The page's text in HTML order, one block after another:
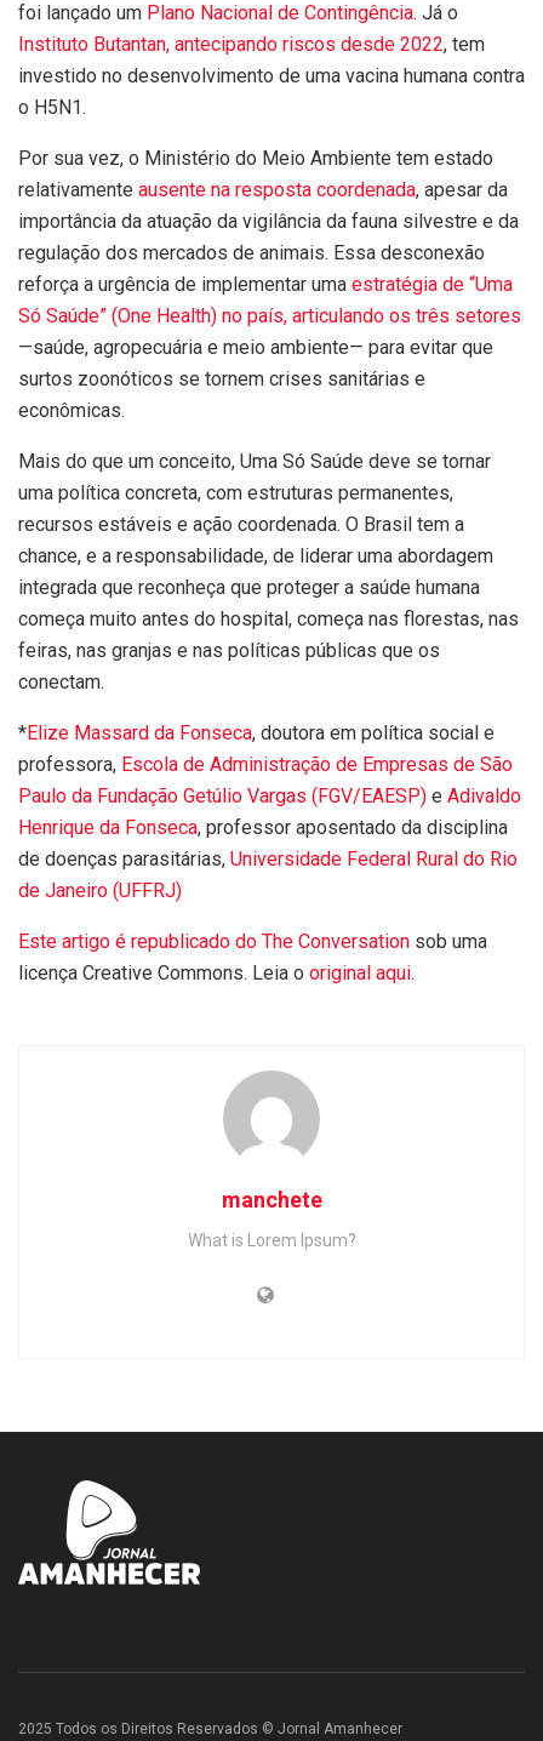
foi lançado um Plano Nacional de Contingência. Já o
Instituto Butantan, antecipando riscos desde 2022, tem
investido no desenvolvimento de uma vacina humana contra
o H5N1.
Por sua vez, o Ministério do Meio Ambiente tem estado
relativamente ausente na resposta coordenada, apesar da
importância da atuação da vigilância da fauna silvestre e da
regulação dos mercados de animais. Essa desconexão
reforça a urgência de implementar uma estratégia de “Uma
Só Saúde” (One Health) no país, articulando os três setores
—saúde, agropecuária e meio ambiente— para evitar que
surtos zoonóticos se tornem crises sanitárias e
econômicas.
Mais do que um conceito, Uma Só Saúde deve se tornar
uma política concreta, com estruturas permanentes,
recursos estáveis e ação coordenada. O Brasil tem a
chance, e a responsabilidade, de liderar uma abordagem
integrada que reconheça que proteger a saúde humana
começa muito antes do hospital, começa nas florestas, nas
feiras, nas granjas e nas políticas públicas que os
conectam.
*Elize Massard da Fonseca, doutora em política social e
professora, Escola de Administração de Empresas de São
Paulo da Fundação Getúlio Vargas (FGV/EAESP) e Adivaldo
Henrique da Fonseca, professor aposentado da disciplina
de doenças parasitárias, Universidade Federal Rural do Rio
de Janeiro (UFFRJ)
Este artigo é republicado do The Conversation sob uma
licença Creative Commons. Leia o original aqui.
manchete
What is Lorem Ipsum?
2025 Todos os Direitos Reservados © Jornal Amanhecer